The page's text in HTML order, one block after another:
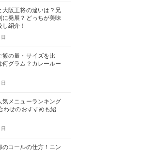
大阪王将の違いは？兄
に発展？どっちが美味
紹介！
飯の量・サイズを比
何グラム？カレールー
気メニューランキング
わせのおすすめも紹
のコールの仕方！ニン